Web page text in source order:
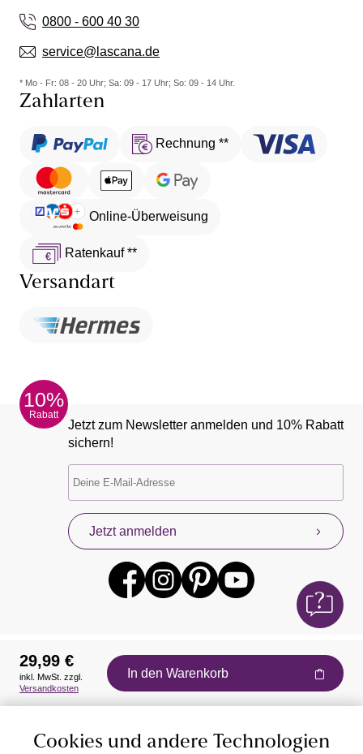
0800 - 600 40 30
service@lascana.de
* Mo - Fr: 08 - 20 Uhr; Sa: 09 - 17 Uhr; So: 09 - 14 Uhr.
Zahlarten
Rechnung **
Online-Überweisung
Ratenkauf **
Versandart
10%
Rabatt
Jetzt zum Newsletter anmelden und 10% Rabatt
sichern!
Jetzt anmelden
Auszeichnungen
29,99 €
inkl. MwSt. zzgl.
Versandkosten
In den Warenkorb
Cookies und andere Technologien